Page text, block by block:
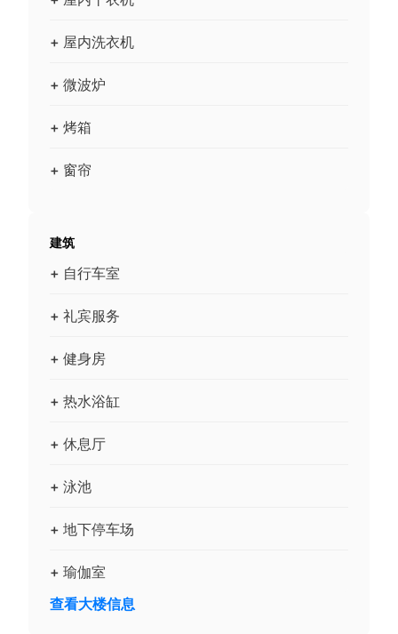
+ 屋内洗衣机
+ 微波炉
+ 烤箱
+ 窗帘
建筑
+ 自行车室
+ 礼宾服务
+ 健身房
+ 热水浴缸
+ 休息厅
+ 泳池
+ 地下停车场
+ 瑜伽室
查看大楼信息